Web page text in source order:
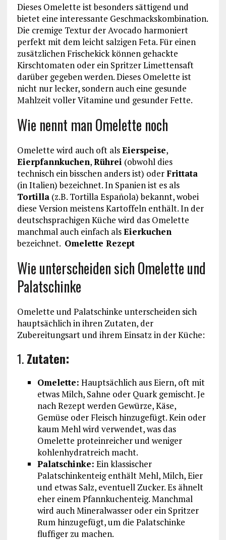
Dieses Omelette ist besonders sättigend und
bietet eine interessante Geschmackskombination.
Die cremige Textur der Avocado harmoniert
perfekt mit dem leicht salzigen Feta. Für einen
zusätzlichen Frischekick können gehackte
Kirschtomaten oder ein Spritzer Limettensaft
darüber gegeben werden. Dieses Omelette ist
nicht nur lecker, sondern auch eine gesunde
Mahlzeit voller Vitamine und gesunder Fette.
Wie nennt man Omelette noch
Omelette wird auch oft alsEierspeise,
Eierpfannkuchen,Rührei (obwohl dies
technisch ein bisschen anders ist) oderFrittata
(in Italien) bezeichnet. In Spanien ist es als
Tortilla(z.B. Tortilla Española) bekannt, wobei
diese Version meistens Kartoffeln enthält. In der
deutschsprachigen Küche wird das Omelette
manchmal auch einfach alsEierkuchen
bezeichnet. Omelette Rezept
Wie unterscheiden sich Omelette und
Palatschinke
Omelette und Palatschinke unterscheiden sich
hauptsächlich in ihren Zutaten, der
Zubereitungsart und ihrem Einsatz in der Küche:
1.Zutaten:
Omelette: Hauptsächlich aus Eiern, oft mit
etwas Milch, Sahne oder Quark gemischt. Je
nach Rezept werden Gewürze, Käse,
Gemüse oder Fleisch hinzugefügt. Kein oder
kaum Mehl wird verwendet, was das
Omelette proteinreicher und weniger
kohlenhydratreich macht.
Palatschinke: Ein klassischer
Palatschinkenteig enthält Mehl, Milch, Eier
und etwas Salz, eventuell Zucker. Es ähnelt
eher einem Pfannkuchenteig. Manchmal
wird auch Mineralwasser oder ein Spritzer
Rum hinzugefügt, um die Palatschinke
fluffiger zu machen.